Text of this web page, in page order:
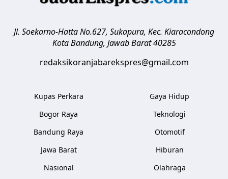
Jl. Soekarno-Hatta No.627, Sukapura, Kec. Kiaracondong
Kota Bandung, Jawab Barat 40285
redaksikoranjabarekspres@gmail.com
Kupas Perkara
Bogor Raya
Bandung Raya
Jawa Barat
Nasional
Gaya Hidup
Teknologi
Otomotif
Hiburan
Olahraga